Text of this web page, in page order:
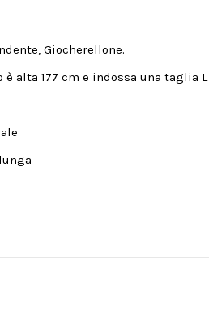
Giocherellone.
è alta 177 cm e indossa una taglia L